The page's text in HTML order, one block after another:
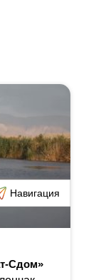
Навигация
Сдом»